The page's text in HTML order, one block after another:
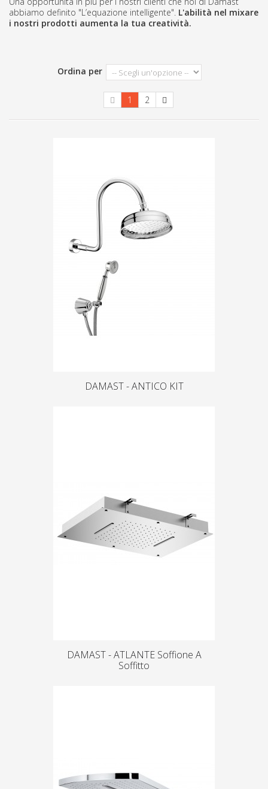
abbiamo definito "L’equazione intelligente". L'abilità nel mixare
i nostri prodotti aumenta la tua creatività.
Ordina per
1 2
DAMAST - ANTICO KIT
DAMAST - ATLANTE Soffione A
Soffitto